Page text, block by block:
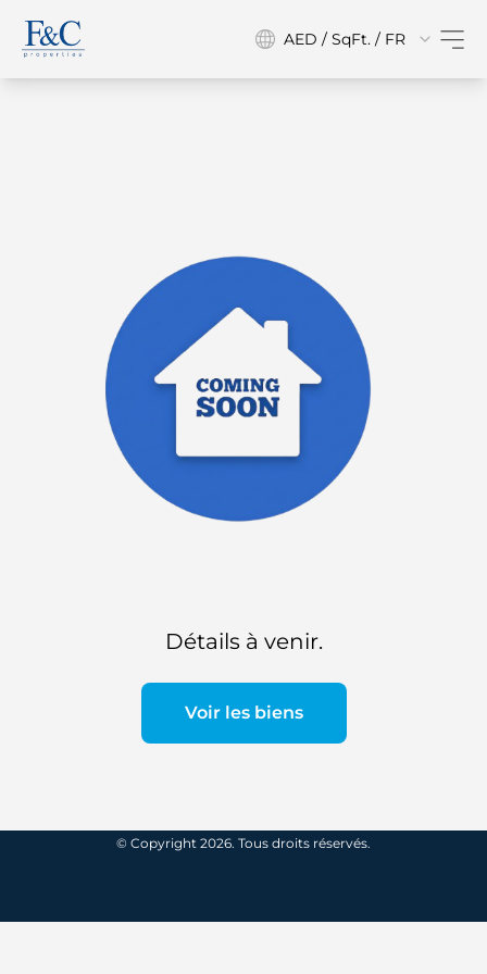
AED / SqFt. / FR
Détails à venir.
Voir les biens
© Copyright 2026. Tous droits réservés.